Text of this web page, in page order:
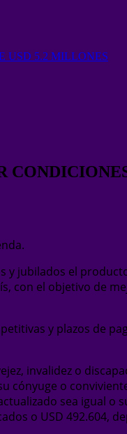
USD 5.2 MILLONES
y jubilados el
con el objetivo de
y plazos de
invalidez o
o
sea igual
o USD 492.604,